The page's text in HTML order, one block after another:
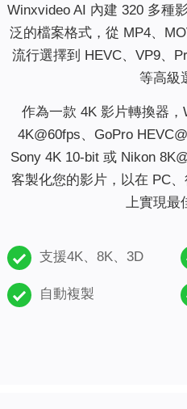
Winxvideo AI 內建 320 多種
泛的檔案格式，從 MP4、
流行選擇到 HEVC、VP9、
等高級
作為一款 4K 影片轉換器
4K@60fps、GoPro
Sony 4K 10-bit 或 Nikon
客製化您的影片，以在 PC
上實現最
支援4K、8K、3D
自動複製